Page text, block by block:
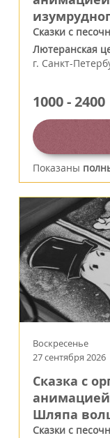
Сказки с
Лютеранская
г. Санкт-
1000-2400
Показаны
Воскресенье
27 сентября 2026
Сказка с
Шляпа
Сказки с